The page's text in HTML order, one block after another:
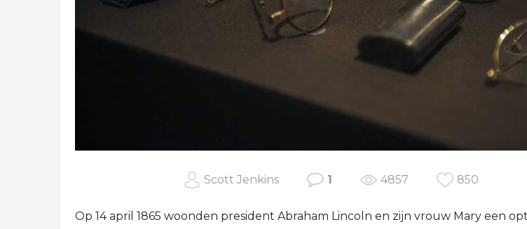
Scott Jenkins 1 4857 850
Op 14 april 1865 woonden president Abraham Lincoln en zijn vrouw Mary een